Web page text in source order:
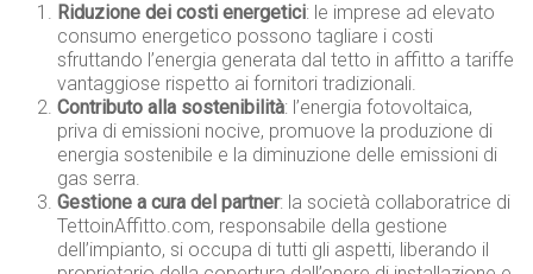
Riduzione dei costi energetici: le imprese ad elevato
consumo energetico possono tagliare i costi
sfruttando l’energia generata dal tetto in affitto a tariffe
vantaggiose rispetto ai fornitori tradizionali.
Contributo alla sostenibilità: l’energia fotovoltaica,
priva di emissioni nocive, promuove la produzione di
energia sostenibile e la diminuzione delle emissioni di
gas serra.
Gestione a cura del partner: la società collaboratrice di
TettoinAffitto.com, responsabile della gestione
dell’impianto, si occupa di tutti gli aspetti, liberando il